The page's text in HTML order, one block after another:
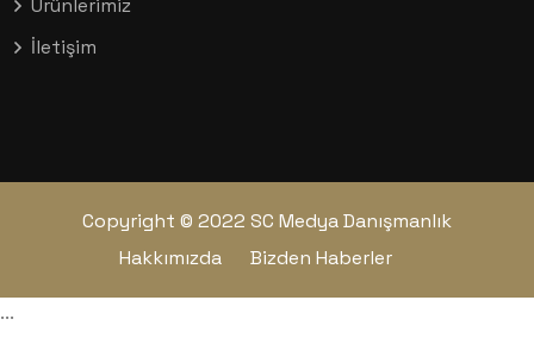
Ürünlerimiz
İletişim
Copyright © 2022 SC Medya Danışmanlık
Hakkımızda
Bizden Haberler
...